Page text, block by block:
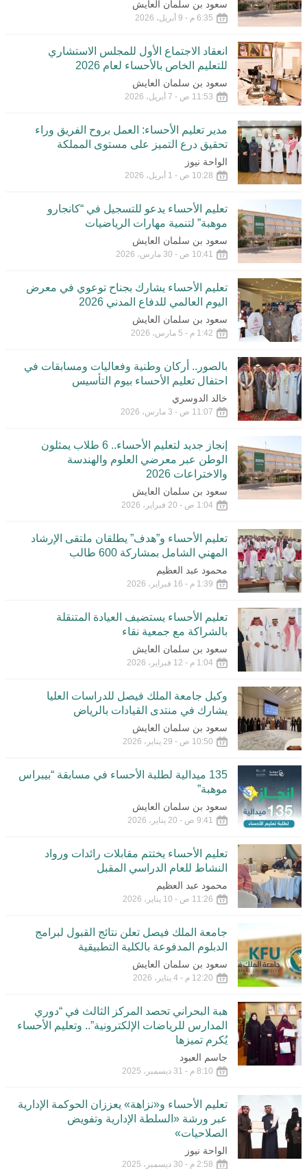
سعود بن سلمان العايش
6:35 م - 9 أبريل، 2026
انعقاد الاجتماع الأول للمجلس الاستشاري
للتعليم الخاص بالأحساء لعام 2026
سعود بن سلمان العايش
11:53 ص - 7 أبريل، 2026
مدير تعليم الأحساء: العمل بروح الفريق وراء
تحقيق درع التميز على مستوى المملكة
الواحة نيوز
10:28 ص - 1 أبريل، 2026
تعليم الأحساء يدعو للتسجيل في “كانجارو
موهبة” لتنمية مهارات الرياضيات
سعود بن سلمان العايش
10:41 ص - 30 مارس، 2026
تعليم الأحساء يشارك بجناح توعوي في معرض
اليوم العالمي للدفاع المدني 2026
سعود بن سلمان العايش
1:42 م - 5 مارس، 2026
بالصور.. أركان وطنية وفعاليات ومسابقات في
احتفال تعليم الأحساء بيوم التأسيس
خالد الدوسري
11:07 ص - 3 مارس، 2026
إنجاز جديد لتعليم الأحساء.. 6 طلاب يمثلون
الوطن عبر معرضي العلوم والهندسة
والاختراعات 2026
سعود بن سلمان العايش
1:04 ص - 20 فبراير، 2026
تعليم الأحساء و”هدف” يطلقان ملتقى الإرشاد
المهني الشامل بمشاركة 600 طالب
محمود عبد العظيم
1:39 م - 16 فبراير، 2026
تعليم الأحساء يستضيف العيادة المتنقلة
بالشراكة مع جمعية نقاء
سعود بن سلمان العايش
1:04 م - 12 فبراير، 2026
وكيل جامعة الملك فيصل للدراسات العليا
يشارك في منتدى القيادات بالرياض
سعود بن سلمان العايش
10:50 ص - 29 يناير، 2026
135 ميدالية لطلبة الأحساء في مسابقة “بيبراس
موهبة”
سعود بن سلمان العايش
9:41 ص - 20 يناير، 2026
تعليم الأحساء يختتم مقابلات رائدات ورواد
النشاط للعام الدراسي المقبل
محمود عبد العظيم
11:26 ص - 10 يناير، 2026
جامعة الملك فيصل تعلن نتائج القبول لبرامج
الدبلوم المدفوعة بالكلية التطبيقية
سعود بن سلمان العايش
12:20 م - 4 يناير، 2026
هبة البحراني تحصد المركز الثالث في “دوري
المدارس للرياضات الإلكترونية”.. وتعليم الأحساء
يُكرم تميزها
جاسم العبود
8:10 م - 31 ديسمبر، 2025
تعليم الأحساء و«نزاهة» يعززان الحوكمة الإدارية
عبر ورشة «السلطة الإدارية وتفويض
الصلاحيات»
الواحة نيوز
2:58 م - 30 ديسمبر، 2025